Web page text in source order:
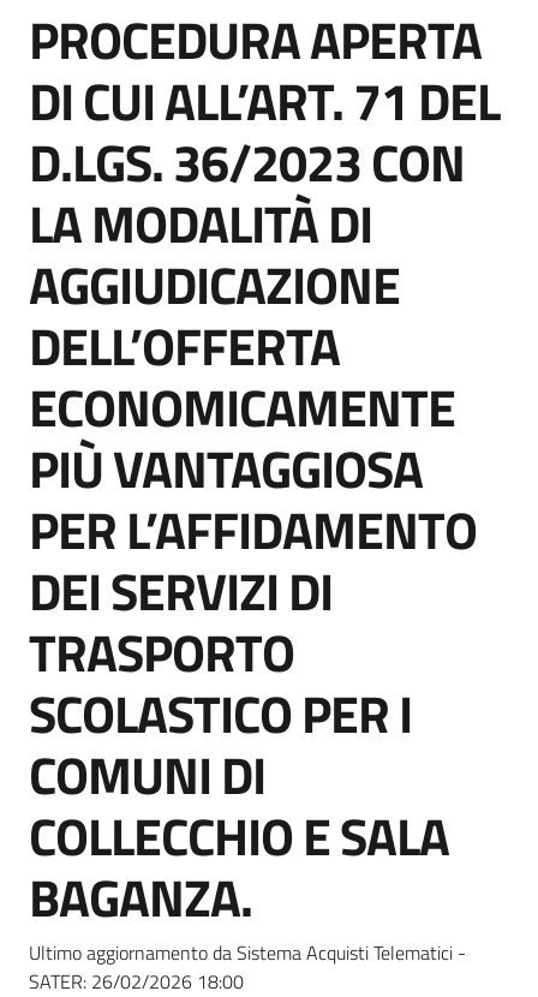
acquisto
Supporto
Piattaforme
telematiche
English
site
Seguici
su
Salta al contenuto
PROCEDURA APERTA
DI CUI ALL’ART. 71 DEL
D.LGS. 36/2023 CON
LA MODALITÀ DI
AGGIUDICAZIONE
DELL’OFFERTA
ECONOMICAMENTE
PIÙ VANTAGGIOSA
PER L’AFFIDAMENTO
DEI SERVIZI DI
TRASPORTO
SCOLASTICO PER I
COMUNI DI
COLLECCHIO E SALA
BAGANZA.
Ultimo aggiornamento da Sistema Acquisti Telematici -
SATER: 26/02/2026 18:00